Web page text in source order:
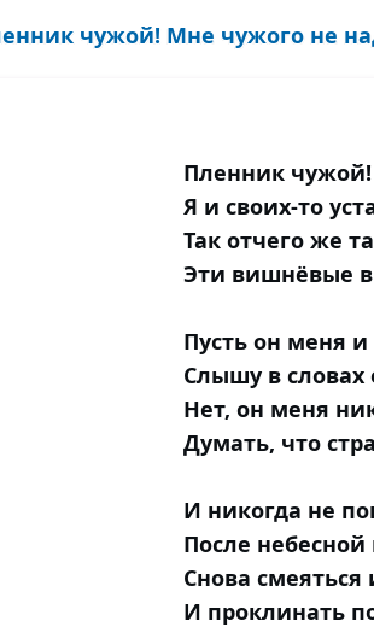
чужой! Мне чужого не
Пленник
Я и своих-то
Так отчего же
Эти вишнёвые
Пусть он меня и
Слышу в словах
Нет, он меня
Думать, что
И никогда не
После
Снова
И проклинать